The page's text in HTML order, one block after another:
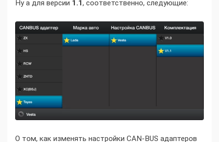
Ну а для версии 1.1, соответственно, следующие:
О том, как изменять настройки CAN-BUS адаптеров